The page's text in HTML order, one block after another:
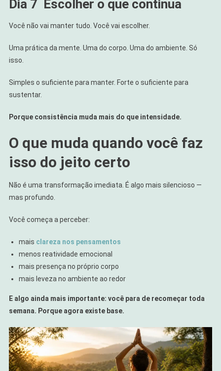
Dia 7 Escolher o que continua
Você não vai manter tudo. Você vai escolher.
Uma prática da mente. Uma do corpo. Uma do ambiente. Só
isso.
Simples o suficiente para manter. Forte o suficiente para
sustentar.
Porque consistência muda mais do que intensidade.
O que muda quando você faz
isso do jeito certo
Não é uma transformação imediata. É algo mais silencioso —
mas profundo.
Você começa a perceber:
mais clareza nos pensamentos
menos reatividade emocional
mais presença no próprio corpo
mais leveza no ambiente ao redor
E algo ainda mais importante: você para de recomeçar toda
semana. Porque agora existe base.